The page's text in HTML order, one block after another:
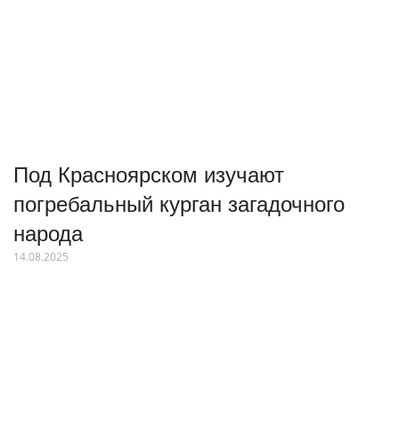
Под Красноярском изучают
погребальный курган загадочного
народа
14.08.2025